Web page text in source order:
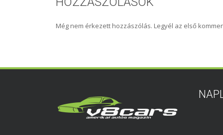
Még nem érkezett hozzászólás. Legyél az első